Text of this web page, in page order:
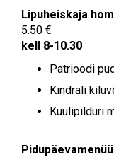
Lipuheiskaja
5.50 €
kell 8-10.30
Patrioodi
Kindrali
Kuulipilduri